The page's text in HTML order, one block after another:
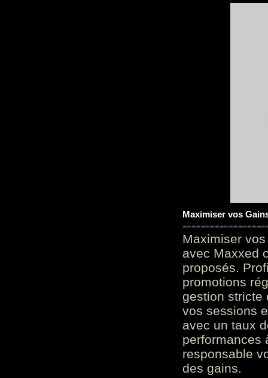
Maximiser vos
Maximiser
avec Maxxed
proposés.
promotions
gestion stricte
vos sessions
avec un taux
performances
responsable
des gains.